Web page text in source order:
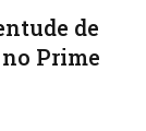
de
Prime